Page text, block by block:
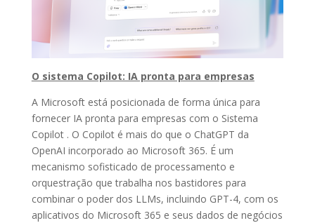
O sistema Copilot: IA pronta para empresas
A Microsoft está posicionada de forma única para
fornecer IA pronta para empresas com o Sistema
Copilot . O Copilot é mais do que o ChatGPT da
OpenAI incorporado ao Microsoft 365. É um
mecanismo sofisticado de processamento e
orquestração que trabalha nos bastidores para
combinar o poder dos LLMs, incluindo GPT-4, com os
aplicativos do Microsoft 365 e seus dados de negócios